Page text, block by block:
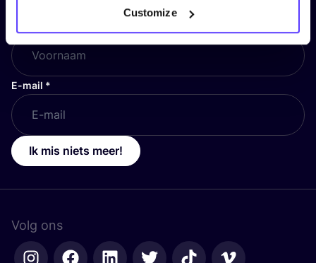
Customize
E-mail *
Ik mis niets meer!
Volg ons